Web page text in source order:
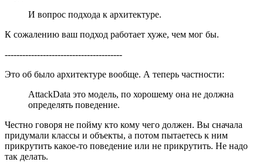
И вопрос подхода к архитектуре.
К сожалению ваш подход работает хуже, чем мог бы.
----------------------------------------
Это об было архитектуре вообще. А теперь частности:
AttackData это модель, по хорошему она не должна
определять поведение.
Честно говоря не пойму кто кому чего должен. Вы сначала
придумали классы и объекты, а потом пытаетесь к ним
прикрутить какое-то поведение или не прикрутить. Не надо
так делать.